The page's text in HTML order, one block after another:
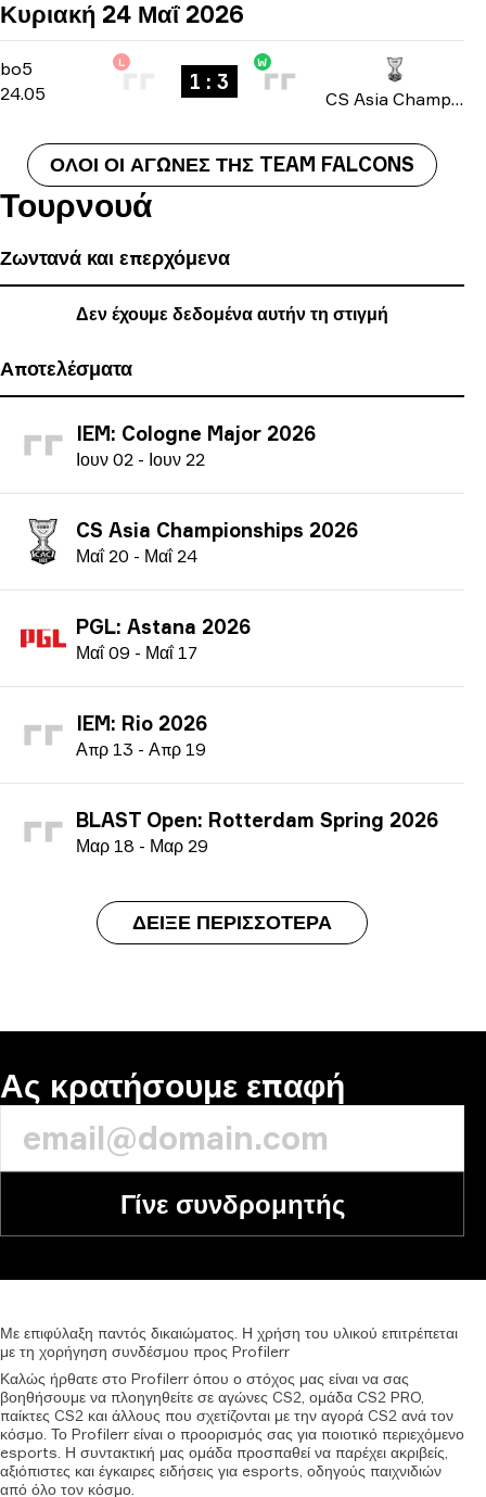
Κυριακή 24 Μαΐ 2026
bo5 -bo5
24.05
L
1 : 3
W
CS Asia Championships 2026
ΌΛΟΙ ΟΙ ΑΓΏΝΕΣ ΤΗΣ TEAM FALCONS
Τουρνουά
Ζωντανά και επερχόμενα
Δεν έχουμε δεδομένα αυτήν τη στιγμή
Αποτελέσματα
IEM: Cologne Major 2026
Ιουν 02 - Ιουν 22
CS Asia Championships 2026
Μαΐ 20 - Μαΐ 24
PGL: Astana 2026
Μαΐ 09 - Μαΐ 17
IEM: Rio 2026
Απρ 13 - Απρ 19
BLAST Open: Rotterdam Spring 2026
Μαρ 18 - Μαρ 29
ΔΕΊΞΕ ΠΕΡΙΣΣΌΤΕΡΑ
Ας κρατήσουμε επαφή
Γίνε συνδρομητής
Με επιφύλαξη παντός δικαιώματος. Η χρήση του υλικού επιτρέπεται
με τη χορήγηση συνδέσμου προς Profilerr
Καλώς ήρθατε στο Profilerr όπου ο στόχος μας είναι να σας
βοηθήσουμε να πλοηγηθείτε σε αγώνες CS2, ομάδα CS2 PRO,
παίκτες CS2 και άλλους που σχετίζονται με την αγορά CS2 ανά τον
κόσμο. Το Profilerr είναι ο προορισμός σας για ποιοτικό περιεχόμενο
esports. Η συντακτική μας ομάδα προσπαθεί να παρέχει ακριβείς,
αξιόπιστες και έγκαιρες ειδήσεις για esports, οδηγούς παιχνιδιών
από όλο τον κόσμο.